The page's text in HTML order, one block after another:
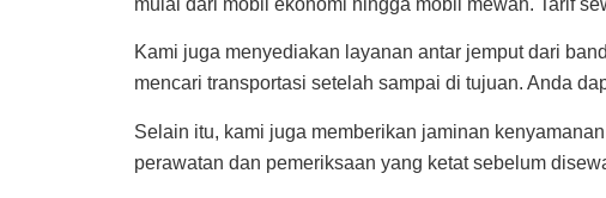
Kami juga menyediakan layanan antar jemput dari
mencari transportasi setelah sampai di tujuan. Anda
Selain itu, kami juga memberikan jaminan
perawatan dan pemeriksaan yang ketat sebelum